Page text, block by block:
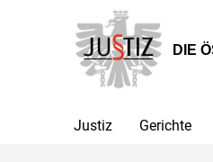
Hauptnavigation
[1]
Inhalt
[2]
Untermenü
[3]
DIE
Justiz Gerichte